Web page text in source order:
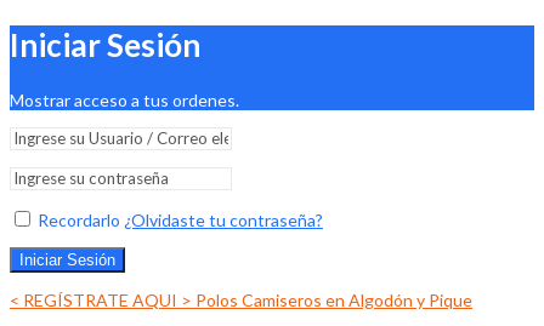
Iniciar Sesión
Mostrar acceso a tus ordenes.
Recordarlo ¿Olvidaste tu contraseña?
Iniciar Sesión
< REGÍSTRATE AQUI > Polos Camiseros en Algodón y Pique